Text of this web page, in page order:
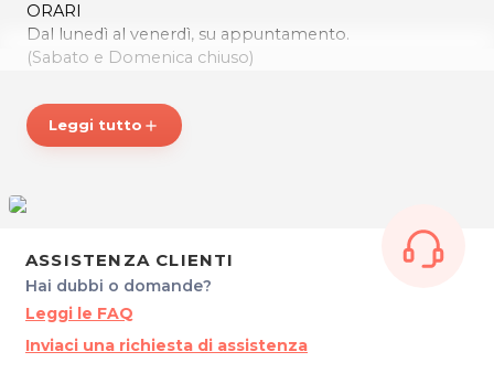
ORARI
Dal lunedì al venerdì, su appuntamento.
(Sabato e Domenica chiuso)
Via A. Bortolotti, 60
33034 Fagagna
Leggi tutto add
ASSISTENZA CLIENTI
Hai dubbi o domande?
Leggi le FAQ
Inviaci una richiesta di assistenza